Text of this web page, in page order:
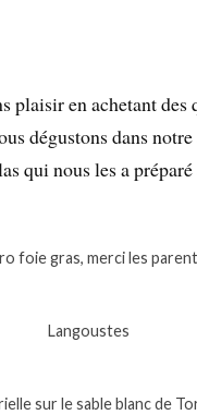
plaisir en achetant des
dégustons dans
qui nous les a préparé
foie gras, merci les
Langoustes
sur le sable blanc de